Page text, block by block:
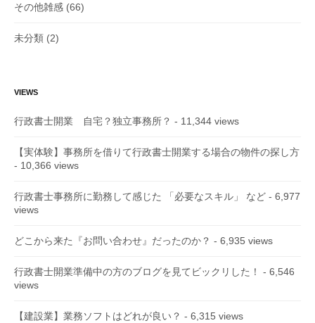
その他雑感 (66)
未分類 (2)
VIEWS
行政書士開業 自宅？独立事務所？ - 11,344 views
【実体験】事務所を借りて行政書士開業する場合の物件の探し方
- 10,366 views
行政書士事務所に勤務して感じた 「必要なスキル」 など - 6,977
views
どこから来た『お問い合わせ』だったのか？ - 6,935 views
行政書士開業準備中の方のブログを見てビックリした！
- 6,546
views
【建設業】業務ソフトはどれが良い？ - 6,315 views